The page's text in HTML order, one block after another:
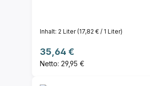
Inhalt: 2 Liter(17,82 € / 1 Liter)
Regulärer Preis:
35,64 €
Netto: 29,95 €